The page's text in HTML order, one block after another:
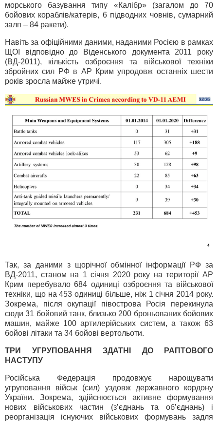
морського базування типу «Калібр» (загалом до 70
бойових кораблів/катерів, 6 підводних човнів, сумарний
залп – 84 ракети).
Навіть за офіційними даними, наданими Росією в рамках
ЩОІ відповідно до Віденського документа 2011 року
(ВД-2011), кількість озброєння та військової техніки
збройних сил РФ в АР Крим упродовж останніх шести
років зросла майже утричі.
Так, за даними з щорічної обмінної інформації РФ за
ВД-2011, станом на 1 січня 2020 року на території АР
Крим перебувало 684 одиниці озброєння та військової
техніки, що на 453 одиниці більше, ніж 1 січня 2014 року.
Зокрема, після окупації півострова Росія перекинула
сюди 31 бойовий танк, близько 200 броньованих бойових
машин, майже 100 артилерійських систем, а також 63
бойові літаки та 34 бойові вертольоти.
ТРИ УГРУПОВАННЯ ЗДАТНІ ДО РАПТОВОГО
НАСТУПУ
Російська Федерація продовжує нарощувати
угруповання військ (сил) уздовж державного кордону
України. Зокрема, здійснюється активне формування
нових військових частин (з’єднань та об’єднань) і
реорганізація існуючих військових формувань задля